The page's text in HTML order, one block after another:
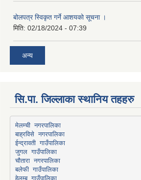
बोलपत्र स्विकृत गर्ने आशयको सूचना ।
मिति: 02/18/2024 - 07:39
अन्य
सि.पा. जिल्लाका स्थानिय तहहरु
मेलम्ची नगरपालिका
बाह्रविसे नगरपालिका
ईन्द्रावती गाउँपालिका
जुगल गाउँपालिका
चौतारा नगरपालिका
बलेफी गाउँपालिका
हेलम्बु गाउँपालिका